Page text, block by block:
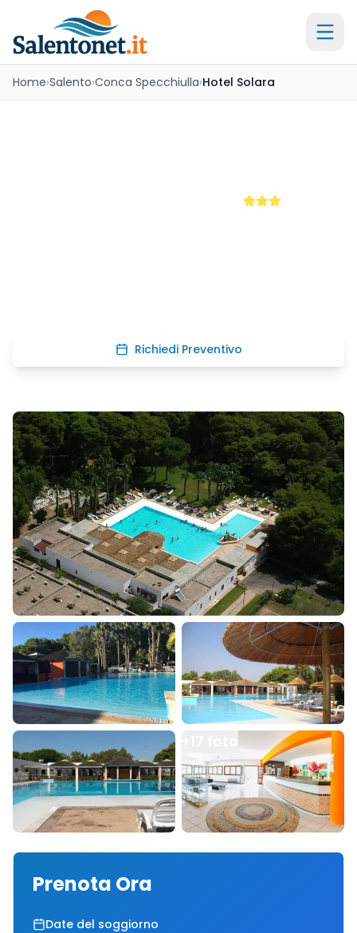
Home›Salento›Conca Specchiulla›Hotel Solara
Richiedi Preventivo
Prenota Ora
Date del soggiorno